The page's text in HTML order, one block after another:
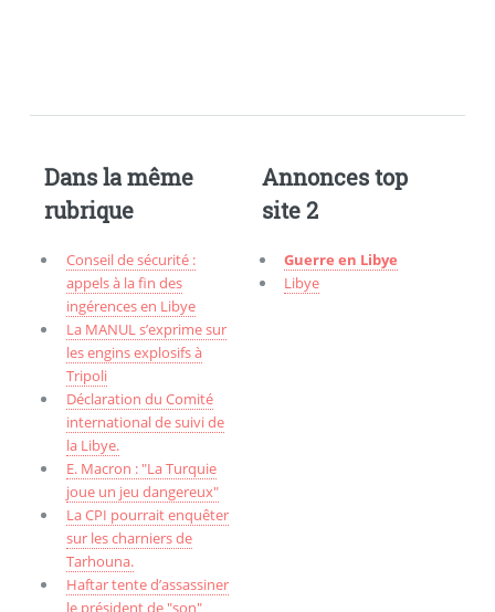
Dans la même
rubrique
Conseil de sécurité :
appels à la fin des
ingérences en Libye
La MANUL s’exprime sur
les engins explosifs à
Tripoli
Déclaration du Comité
international de suivi de
la Libye.
E. Macron : "La Turquie
joue un jeu dangereux"
La CPI pourrait enquêter
sur les charniers de
Tarhouna.
Haftar tente d’assassiner
le président de "son"
Annonces top
site 2
Guerre en Libye
Libye